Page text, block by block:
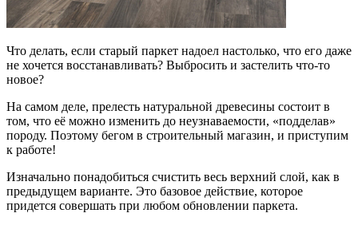
Что делать, если старый паркет надоел настолько, что его даже
не хочется восстанавливать? Выбросить и застелить что-то
новое?
На самом деле, прелесть натуральной древесины состоит в
том, что её можно изменить до неузнаваемости, «подделав»
породу. Поэтому бегом в строительный магазин, и приступим
к работе!
Изначально понадобиться счистить весь верхний слой, как в
предыдущем варианте. Это базовое действие, которое
придется совершать при любом обновлении паркета.